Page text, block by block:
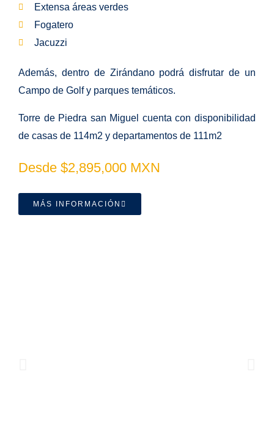
Extensa áreas verdes
Fogatero
Jacuzzi
Además, dentro de Zirándano podrá disfrutar de un
Campo de Golf y parques temáticos.
Torre de Piedra san Miguel cuenta con disponibilidad
de casas de 114m2 y departamentos de 111m2
Desde $2,895,000 MXN
MÁS INFORMACIÓN